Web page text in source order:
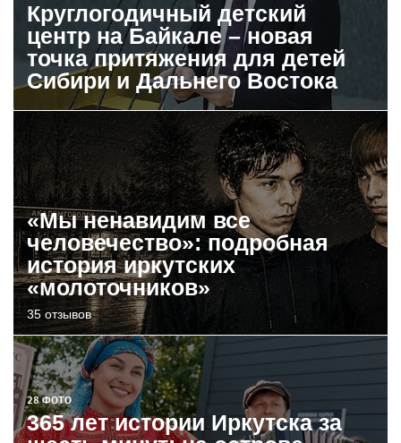
Круглогодичный детский
центр на Байкале – новая
точка притяжения для детей
Сибири и Дальнего Востока
«Мы ненавидим все
человечество»: подробная
история иркутских
«молоточников»
35 отзывов
28 ФОТО
365 лет истории Иркутска за